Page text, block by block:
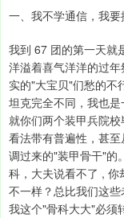
一、我不学通信，我要
我到 67 团的第一天就
洋溢着喜气洋洋的过
实的"大宝贝"们愁的不
坦克完全不同，我也
就你们两个装甲兵院
看法带有普遍性，甚
调过来的"装甲骨干"的
科，大夫说看不了 , 你
不一样？总比我们这
我这个"骨科大大"必须